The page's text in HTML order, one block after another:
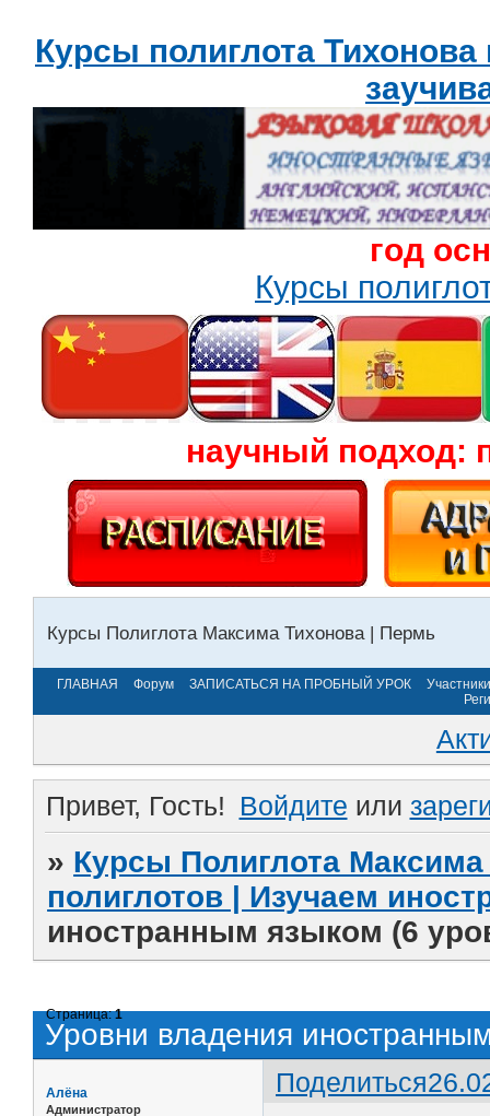
Курсы полиглота
год
Курсы
научный подход:
Курсы Полиглота Максима Тихонова | Пермь
ГЛАВНАЯ Форум ЗАПИСАТЬСЯ НА ПРОБНЫЙ УРОК
Участники
Привет, Гость! Войдите или
» Курсы Полиглота
полиглотов | Изучаем
иностранным языком (6
Уровни владения
Страница:1
Поделиться
Алёна
Администратор